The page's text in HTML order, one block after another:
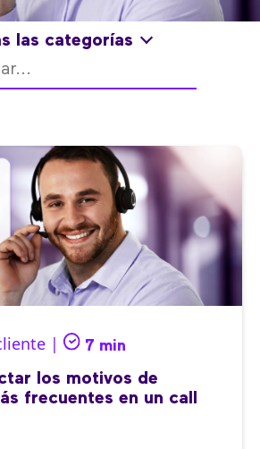
las categorías
| 7 min
los motivos de
frecuentes en un call